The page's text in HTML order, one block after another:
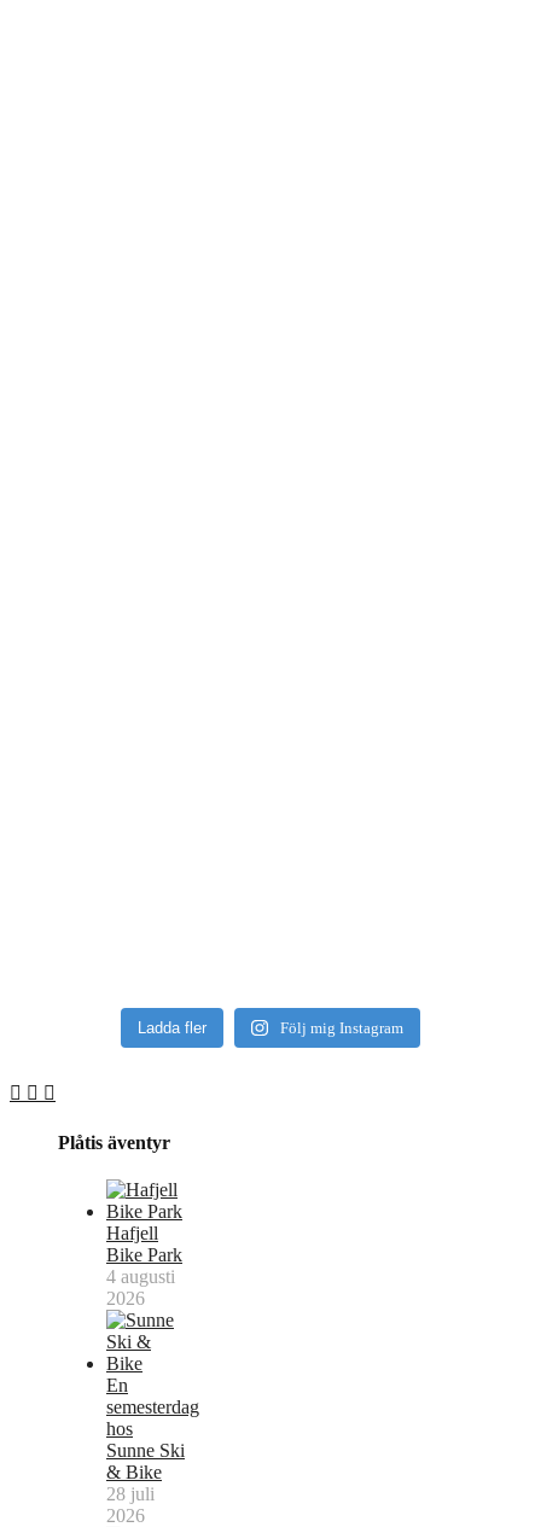
Ladda fler Följ mig Instagram
Plåtis äventyr
Hafjell
Bike Park
4 augusti
2026
En
semesterdag
hos
Sunne Ski
& Bike
28 juli
2026